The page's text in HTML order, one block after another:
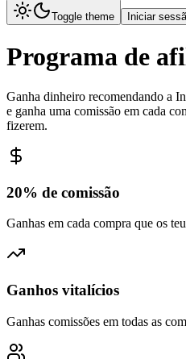
Toggle theme Iniciar
Programa de
Ganha dinheiro recomendando a
e ganha uma comissão em cada
fizerem.
20% de comissão
Ganhas em cada compra que os
Ganhos vitalícios
Ganhas comissões em todas as